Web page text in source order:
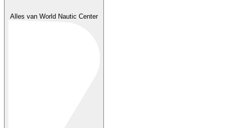
Alles van World Nautic Center